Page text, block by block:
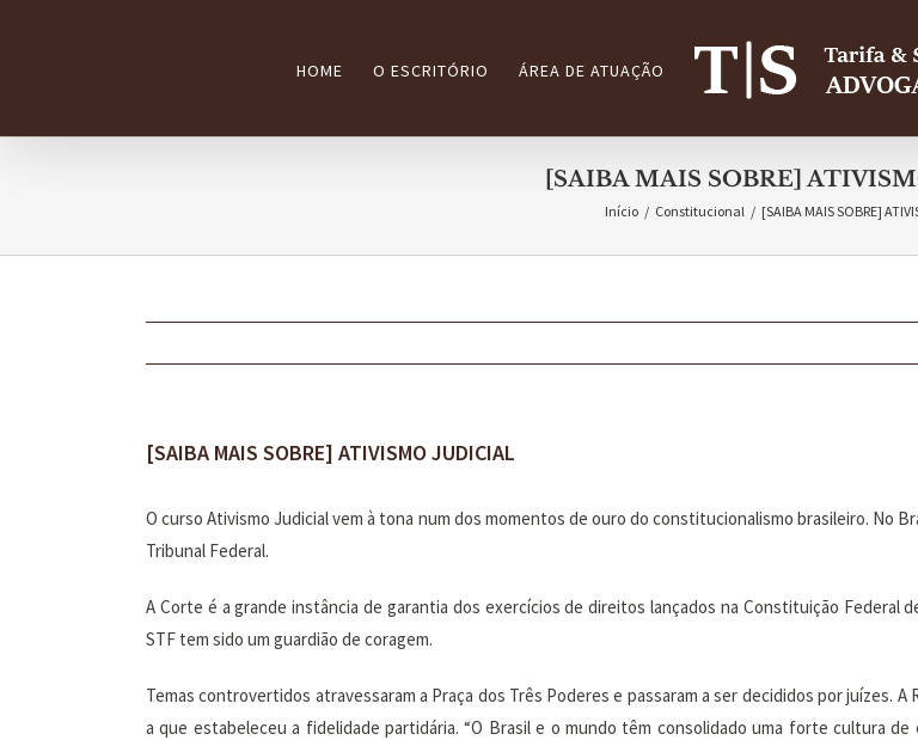
HOME O ESCRITÓRIO ÁREA DE ATUAÇÃO
[SAIBA MAIS SOBRE]
Início / Constitucional / [SAIBA MAIS SOBRE]
[SAIBA MAIS SOBRE] ATIVISMO JUDICIAL
O curso Ativismo Judicial vem à tona num dos momentos de ouro do constitucionalismo brasileiro. No
Tribunal Federal.
A Corte é a grande instância de garantia dos exercícios de direitos lançados na Constituição Federal
STF tem sido um guardião de coragem.
Temas controvertidos atravessaram a Praça dos Três Poderes e passaram a ser decididos por juízes.
a que estabeleceu a fidelidade partidária. “O Brasil e o mundo têm consolidado uma forte cultura